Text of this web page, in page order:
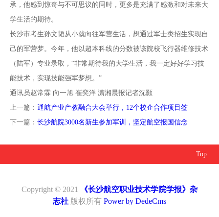
承，他感到惊奇与不可思议的同时，更多是充满了感激和对未来大
学生活的期待。
长沙市考生孙文韬从小就向往军营生活，想通过军士类招生实现自
己的军营梦。今年，他以超本科线的分数被该院校飞行器维修技术
（陆军）专业录取，“非常期待我的大学生活，我一定好好学习技
能技术，实现技能强军梦想。”
通讯员赵常霖 向一旭 崔奕洋 潇湘晨报记者沈颢
上一篇： 通航产业产教融合大会举行，12个校企合作项目签
下一篇： 长沙航院3000名新生参加军训，坚定航空报国信念
Top
Copyright © 2021
《长沙航空职业技术学院学报》杂
志社 版权所有 Power by DedeCms